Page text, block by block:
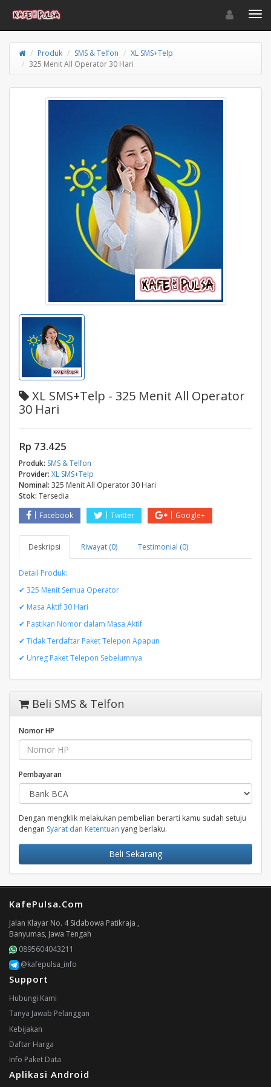
Toggle
Produk SMS & Telfon
XL SMS+Telp
325 Menit All Operator 30 Hari
XL SMS+Telp - 325 Menit All Operator
30 Hari
Rp 73.425
Produk: SMS & Telfon
Provider: XL SMS+Telp
Nominal: 325 Menit All Operator 30 Hari
Stok: Tersedia
Facebook
Twitter Google+
Deskripsi Riwayat (0) Testimonial (0)
Detail Produk:
✔ 325 Menit Semua Operator
✔ Masa Aktif 30 Hari
✔ Pastikan Nomor dalam Masa Aktif
✔ Tidak Terdaftar Paket Telepon Apapun
✔ Unreg Paket Telepon Sebelumnya
Beli SMS & Telfon
Nomor HP
Pembayaran
Dengan mengklik melakukan pembelian berarti kamu sudah setuju
dengan Syarat dan Ketentuan yang berlaku.
Beli Sekarang
KafePulsa.Com
Jalan Klayar No. 4 Sidabowa Patikraja ,
Banyumas, Jawa Tengah
0895604043211
@kafepulsa_info
Support
Hubungi Kami
Tanya Jawab Pelanggan
Kebijakan
Daftar Harga
Info Paket Data
Aplikasi Android